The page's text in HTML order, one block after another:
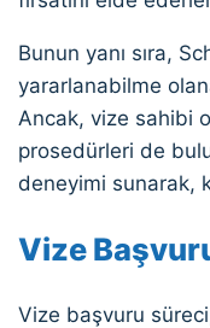
Bunun yanı sıra,
yararlanabilme
Ancak, vize sahibi
prosedürleri de
deneyimi sunarak,
Vize
Vize başvuru